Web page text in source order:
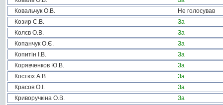
Ковальчук О.В.
Не голосував
Козир С.В.
За
Колєв О.В.
За
Копанчук О.Є.
За
Копитін І.В.
За
Корявченков Ю.В.
За
Костюх А.В.
За
Красов О.І.
За
Криворучкіна О.В.
За